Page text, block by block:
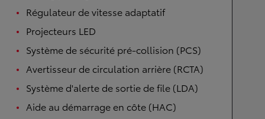
Régulateur de vitesse adaptatif
Projecteurs LED
Système de sécurité pré-collision (PCS)
Avertisseur de circulation arrière (RCTA)
Système d'alerte de sortie de file (LDA)
Aide au démarrage en côte (HAC)